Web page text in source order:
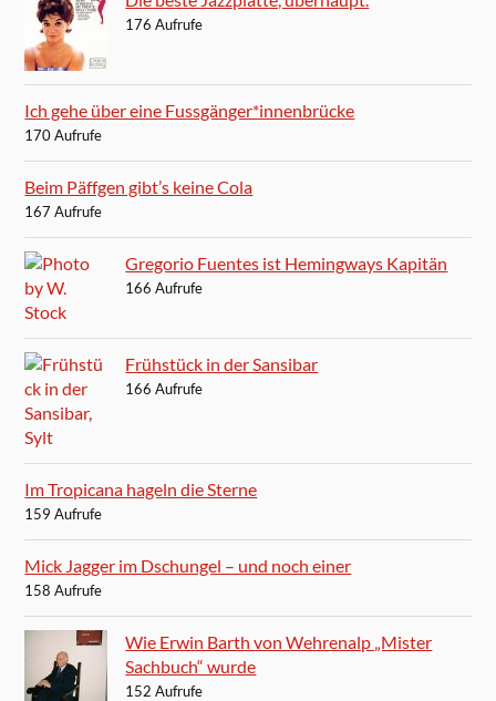
176 Aufrufe
Ich gehe über eine Fussgänger*innenbrücke
170 Aufrufe
Beim Päffgen gibt’s keine Cola
167 Aufrufe
Gregorio Fuentes ist Hemingways Kapitän
166 Aufrufe
Frühstück in der Sansibar
166 Aufrufe
Im Tropicana hageln die Sterne
159 Aufrufe
Mick Jagger im Dschungel – und noch einer
158 Aufrufe
Wie Erwin Barth von Wehrenalp „Mister
Sachbuch“ wurde
152 Aufrufe